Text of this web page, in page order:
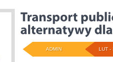
LUT -
ADMIN